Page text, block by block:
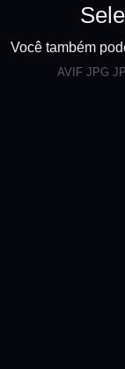
Você também
AVIF JPG